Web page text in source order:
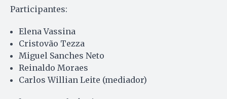
Participantes:
Elena Vassina
Cristovão Tezza
Miguel Sanches Neto
Reinaldo Moraes
Carlos Willian Leite (mediador)